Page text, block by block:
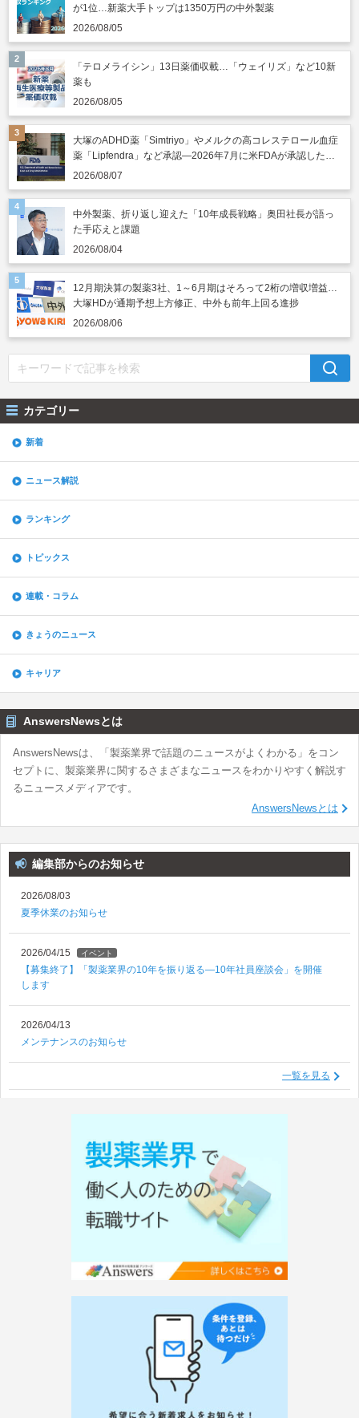
が1位…新薬大手トップは1350万円の中外製薬
2026/08/05
「テロメライシン」13日薬価収載…「ウェイリズ」など10新
薬も
2026/08/05
大塚のADHD薬「Simtriyo」やメルクの高コレステロール血症
薬「Lipfendra」など承認―2026年7月に米FDAが承認した新
薬
2026/08/07
中外製薬、折り返し迎えた「10年成長戦略」奥田社長が語っ
た手応えと課題
2026/08/04
12月期決算の製薬3社、1～6月期はそろって2桁の増収増益…
大塚HDが通期予想上方修正、中外も前年上回る進捗
2026/08/06
カテゴリー
新着
ニュース解説
ランキング
トピックス
連載・コラム
きょうのニュース
キャリア
AnswersNewsとは
AnswersNewsは、「製薬業界で話題のニュースがよくわかる」をコン
セプトに、製薬業界に関するさまざまなニュースをわかりやすく解説す
るニュースメディアです。
AnswersNewsとは
編集部からのお知らせ
2026/08/03
夏季休業のお知らせ
2026/04/15 イベント
【募集終了】「製薬業界の10年を振り返る―10年社員座談会」を開催
します
2026/04/13
メンテナンスのお知らせ
一覧を見る